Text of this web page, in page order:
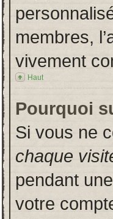
membres,
vivement
Haut
Pourquoi
Si vous ne
chaque
pendant
votre